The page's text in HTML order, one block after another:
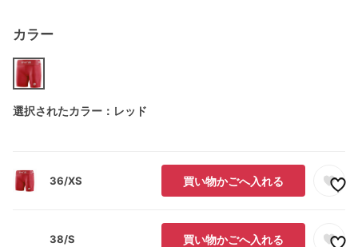
カラー
選択されたカラー：レッド
36/XS 買い物かごへ入れる
38/S 買い物かごへ入れる